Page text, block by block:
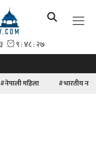
#नेपाली महिला #भारतीय